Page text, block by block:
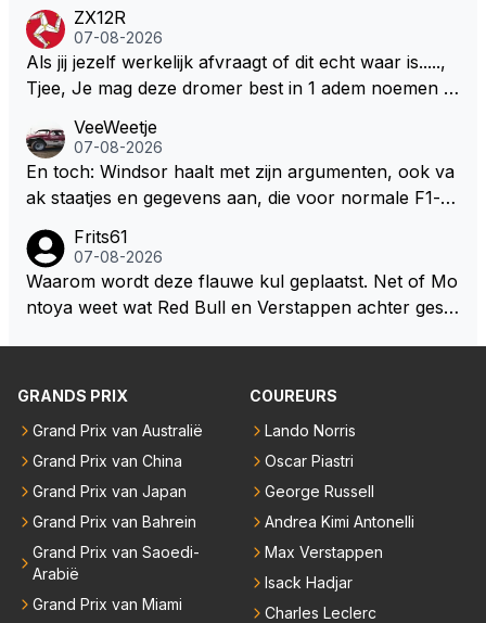
weet 🤮🤮
ZX12R
07-08-2026
Als jij jezelf werkelijk afvraagt of dit echt waar is.....,
Tjee, Je mag deze dromer best in 1 adem noemen m
aar voordragen uit eigen geest. Kan mij voorstellen d
at je het leuk vindt sprookjes te luisteren maar heb jij
jezelf dan ook wel eens afgevraagd of de dappere b
ze wolff gesneden heeft?
VeeWeetje
07-08-2026
En toch: Windsor haalt met zijn argumenten, ook va
ak staatjes en gegevens aan, die voor normale F1-fa
okies made of your own dough" 🤣
Frits61
07-08-2026
Waarom wordt deze flauwe kul geplaatst. Net of Mo
ntoya weet wat Red Bull en Verstappen achter geslo
GRANDS PRIX
Grand Prix van Australië
Grand Prix van China
Grand Prix van Japan
Grand Prix van Bahrein
Grand Prix van Saoedi-
Arabië
Grand Prix van Miami
COUREURS
Lando Norris
Oscar Piastri
George Russell
Andrea Kimi Antonelli
Max Verstappen
Isack Hadjar
Charles Leclerc